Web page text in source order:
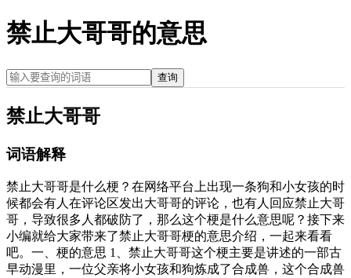
禁止大哥哥的意思
查询
禁止大哥哥
词语解释
禁止大哥哥是什么梗？在网络平台上出现一条狗和小女孩的时
候都会有人在评论区发出大哥哥的评论，也有人回应禁止大哥
哥，导致很多人都破防了，那么这个梗是什么意思呢？接下来
小编就给大家带来了禁止大哥哥梗的意思介绍，一起来看看
吧。一、梗的意思 1、禁止大哥哥这个梗主要是讲述的一部古
早动漫里，一位父亲将小女孩和狗炼成了合成兽，这个合成兽